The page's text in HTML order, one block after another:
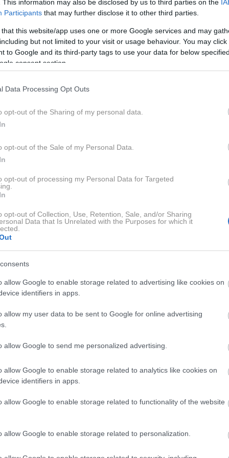
This information may also be disclosed by us to third parties on the
Participants that may further disclose it to other third parties.
that this website/app uses one or more Google services and may
but not limited to your visit or usage behaviour. You may
to Google and its third-party tags to use your data for below
consent section.
Data Processing Opt Outs
opt-out of the Sharing of my personal data.
opt-out of the Sale of my Personal Data.
opt-out of processing my Personal Data for Targeted
opt-out of Collection, Use, Retention, Sale, and/or Sharing
Data that Is Unrelated with the Purposes for which it
allow Google to enable storage related to advertising like cookies on
identifiers in apps.
allow my user data to be sent to Google for online advertising
allow Google to send me personalized advertising.
allow Google to enable storage related to analytics like cookies on
identifiers in apps.
allow Google to enable storage related to functionality of the website
allow Google to enable storage related to personalization.
leta 1926, je skozi desetletja ohranila svojo
svetovna uspešnica. Po podatkih
najdete tudi v spletni trgovini dm, kjer stane
za Vogue je Bella Hadid razkrila, da mesečno
kreme Skin Food. Ob tem je priznala:
Alex Saint
, ki kremo uporablja že več kot 20 let, pravi,
si težko predstavlja svoje delo.
dobesedno hrana za kožo,"se spominja Saintova in
prav.